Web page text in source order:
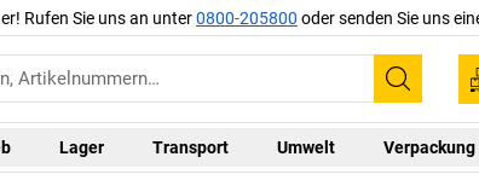
Rufen Sie uns an unter0800-205800 oder senden Sie uns
Suchen
Lager Transport Umwelt Verpackung